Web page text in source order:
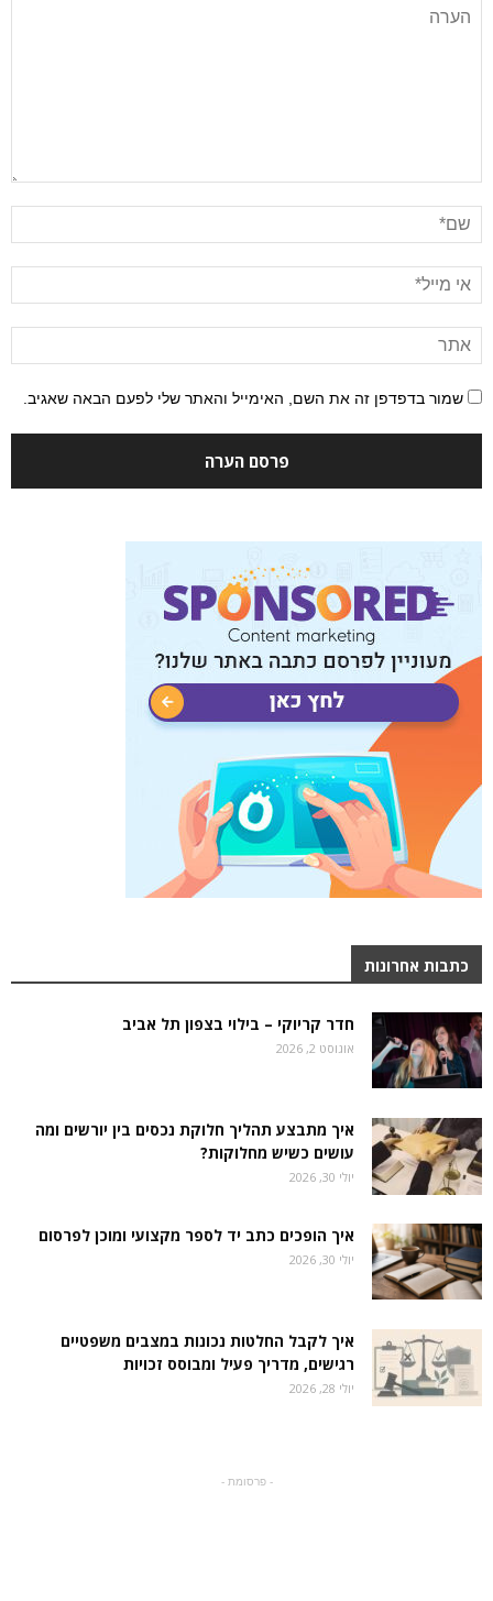
שמור בדפדפן זה את השם, האימייל והאתר שלי לפעם הבאה שאגיב.
כתבות אחרונות
חדר קריוקי – בילוי בצפון תל אביב
אוגוסט 2, 2026
איך מתבצע תהליך חלוקת נכסים בין יורשים ומה
עושים כשיש מחלוקות?
יולי 30, 2026
איך הופכים כתב יד לספר מקצועי ומוכן לפרסום
יולי 30, 2026
איך לקבל החלטות נכונות במצבים משפטיים
רגישים, מדריך פעיל ומבוסס זכויות
יולי 28, 2026
- פרסומת -